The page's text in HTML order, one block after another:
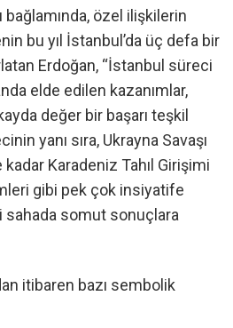
bağlamında, özel ilişkilerin
bu yıl İstanbul’da üç defa bir
Erdoğan, “İstanbul süreci
elde edilen kazanımlar,
değer bir başarı teşkil
yanı sıra, Ukrayna Savaşı
Karadeniz Tahıl Girişimi
gibi pek çok insiyatife
somut sonuçlara
itibaren bazı sembolik